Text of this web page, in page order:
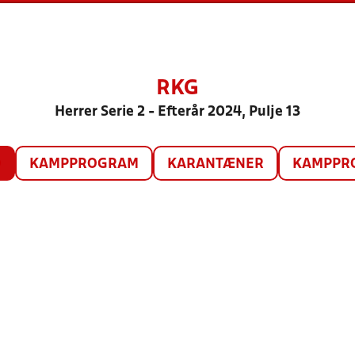
RKG
Herrer Serie 2 - Efterår 2024, Pulje 13
KAMPPROGRAM KARANTÆNER